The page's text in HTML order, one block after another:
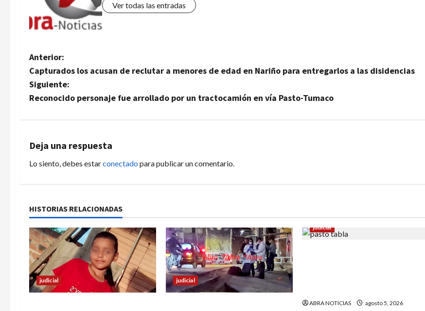
Ver todas las entradas
N
a
v
g
a
i
ó
n
d
e
Anterior:
Capturados los acusan de reclutar a menores de edad en Nariño para entregarlos a las disidencias
Siguiente:
Reconocido personaje fue arrollado por un tractocamión en vía Pasto-Tumaco
Deja una respuesta
Lo siento, debes estarconectado para publicar un comentario.
HISTORIAS RELACIONADAS
judicial judicial
judicial
ABRA NOTICIAS agosto 5, 2026